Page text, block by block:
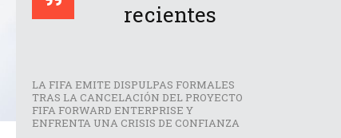
recientes
LA FIFA EMITE DISPULPAS FORMALES
TRAS LA CANCELACIÓN DEL PROYECTO
FIFA FORWARD ENTERPRISE Y
ENFRENTA UNA CRISIS DE CONFIANZA